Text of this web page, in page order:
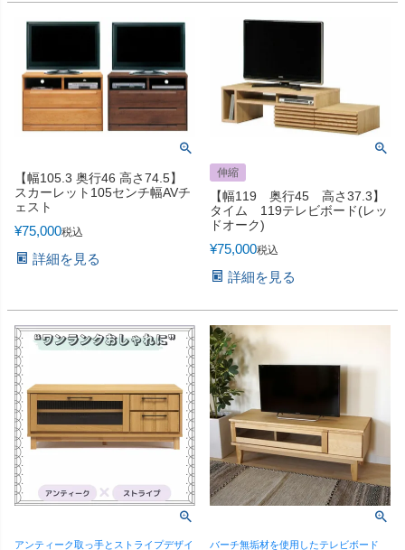
【幅105.3 奥行46 高さ74.5】
スカーレット105センチ幅AVチ
ェスト
¥75,000税込
詳細を見る
伸縮
【幅119 奥行45 高さ37.3】
タイム 119テレビボード(レッ
ドオーク)
¥75,000税込
詳細を見る
アンティーク取っ手とストライプデザイ
バーチ無垢材を使用したテレビボード